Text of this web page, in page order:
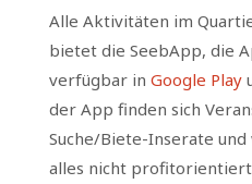
Alle Aktivitäten im
bietet die SeebApp, die
verfügbar in Google Play
der App finden sich
Suche/Biete-Inserate
alles nicht